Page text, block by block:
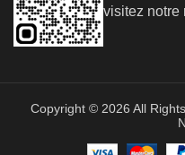
visitez notre
Copyright © 2026 All